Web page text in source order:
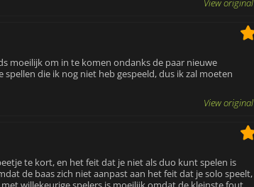
View original
moeilijk om in te komen ondanks de paar nieuwe
die ik nog niet heb gespeeld, dus ik zal moeten
View original
te kort, en het feit dat je niet als duo kunt spelen is
de baas zich niet aanpast aan het feit dat je solo speelt,